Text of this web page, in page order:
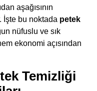
aşağısının
İşte bu noktada petek
nüfuslu ve sık
ekonomi açısından
Temizliği